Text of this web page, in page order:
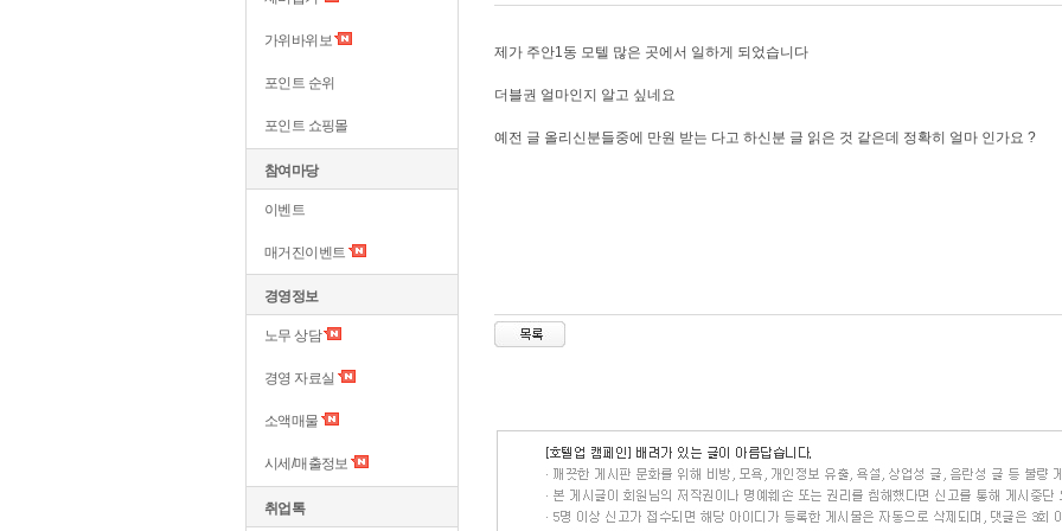
가위바위보
포인트 순위
포인트 쇼핑몰
참여마당
이벤트
매거진이벤트
경영정보
노무 상담
경영 자료실
소액매물
시세/매출정보
취업톡
제가 주안1동 모텔 많은 곳에서 일하게 되었습니다
더블권 얼마인지 알고 싶네요
예전 글 올리신분들중에 만원 받는 다고 하신분 글 읽은 것 같은데 정확히 얼마 인가요 ?